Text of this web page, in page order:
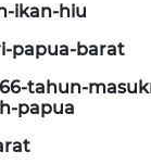
ikan-hiu
papua-barat
tahun-
papua